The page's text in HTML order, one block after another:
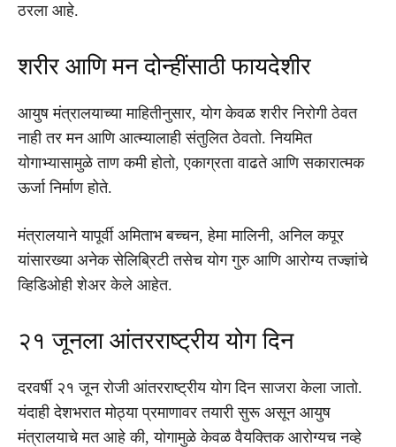
ठरला आहे.
शरीर आणि मन दोन्हींसाठी फायदेशीर
आयुष मंत्रालयाच्या माहितीनुसार, योग केवळ शरीर निरोगी ठेवत
नाही तर मन आणि आत्म्यालाही संतुलित ठेवतो. नियमित
योगाभ्यासामुळे ताण कमी होतो, एकाग्रता वाढते आणि सकारात्मक
ऊर्जा निर्माण होते.
मंत्रालयाने यापूर्वी अमिताभ बच्चन, हेमा मालिनी, अनिल कपूर
यांसारख्या अनेक सेलिब्रिटी तसेच योग गुरु आणि आरोग्य तज्ज्ञांचे
व्हिडिओही शेअर केले आहेत.
२१ जूनला आंतरराष्ट्रीय योग दिन
दरवर्षी २१ जून रोजी आंतरराष्ट्रीय योग दिन साजरा केला जातो.
यंदाही देशभरात मोठ्या प्रमाणावर तयारी सुरू असून आयुष
मंत्रालयाचे मत आहे की, योगामुळे केवळ वैयक्तिक आरोग्यच नव्हे